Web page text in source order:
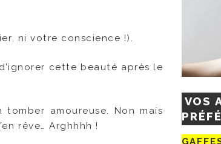
ni votre conscience !).
cette beauté après le
amoureuse. Non mais
rêve… Arghhhh !
VOS